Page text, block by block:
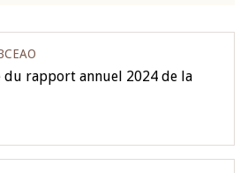
du rapport annuel 2024 de la